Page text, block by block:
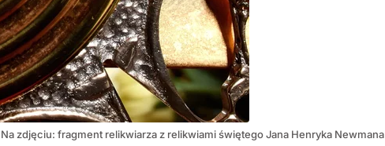
Na zdjęciu: fragment relikwiarza z relikwiami świętego Jana Henryka Newmana